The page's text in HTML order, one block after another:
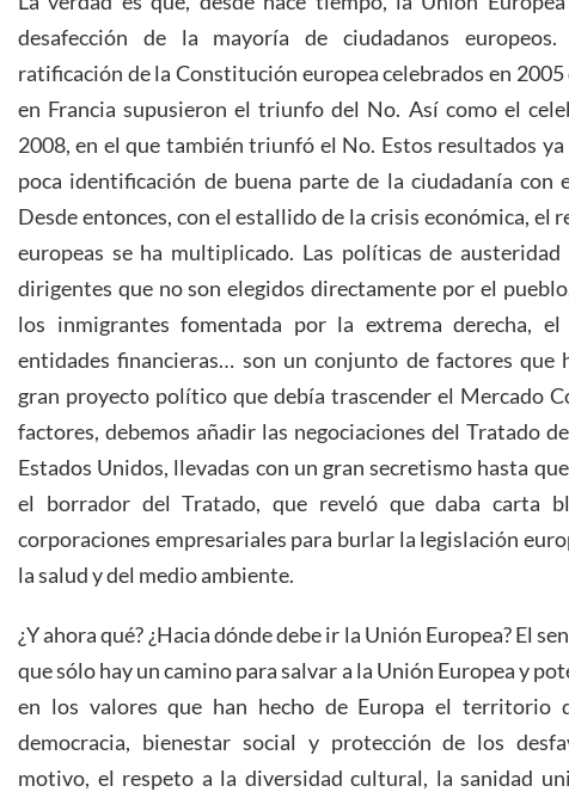
desafección de la mayoría de ciudadanos
ratificación de la Constitución europea celebrados en 2005
en Francia supusieron el triunfo del No. Así como el
2008, en el que también triunfó el No. Estos resultados
poca identificación de buena parte de la ciudadanía con
Desde entonces, con el estallido de la crisis económica, el
europeas se ha multiplicado. Las políticas de
dirigentes que no son elegidos directamente por el
los inmigrantes fomentada por la extrema derecha, el
entidades financieras… son un conjunto de factores que
gran proyecto político que debía trascender el Mercado
factores, debemos añadir las negociaciones del Tratado
Estados Unidos, llevadas con un gran secretismo hasta
el borrador del Tratado, que reveló que daba carta
corporaciones empresariales para burlar la legislación
la salud y del medio ambiente.
¿Y ahora qué? ¿Hacia dónde debe ir la Unión Europea? El
que sólo hay un camino para salvar a la Unión Europea y
en los valores que han hecho de Europa el territorio
democracia, bienestar social y protección de los
motivo, el respeto a la diversidad cultural, la sanidad